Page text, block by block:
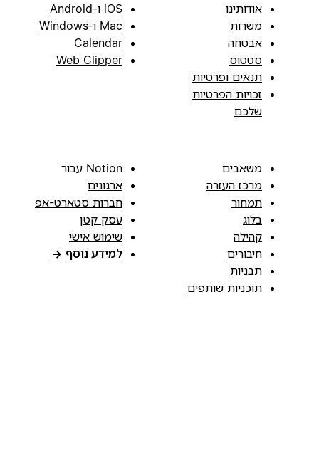
אודותינו
משרות
אבטחה
סטטוס
תנאים ופרטיות
זכויות הפרטיות
שלכם
iOS ו-Android
Mac ו-Windows
Calendar
Web Clipper
משאבים
מרכז העזרה
תמחור
בלוג
קהילה
חיבורים
תבניות
תוכניות שותפים
Notion עבור
ארגונים
חברות סטארט-אפ
עסק קטן
שימוש אישי
למידע נוסף →